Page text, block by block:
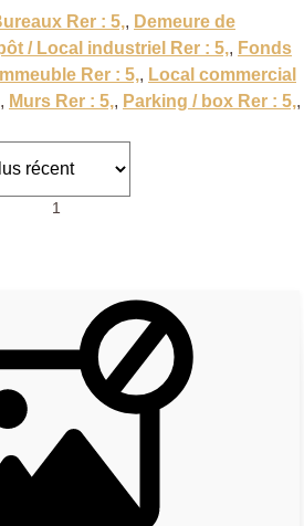
Rer : 5,, Demeure de
/ Local industriel Rer : 5,, Fonds
Immeuble Rer : 5,, Local commercial
, Murs Rer : 5,, Parking / box Rer : 5,,
1